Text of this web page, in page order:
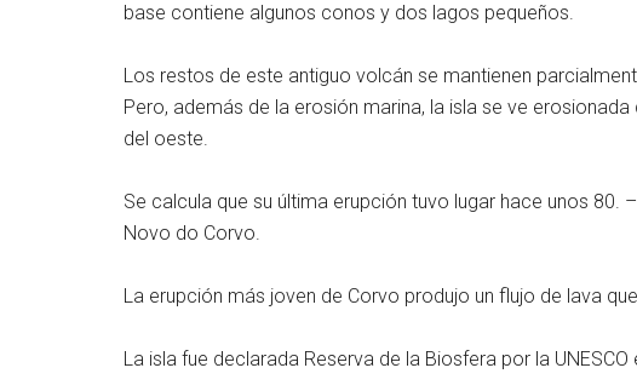
base contiene algunos conos y dos lagos pequeños.
Los restos de este antiguo volcán se mantienen
Pero, además de la erosión marina, la isla se ve
del oeste.
Se calcula que su última erupción tuvo lugar hace unos 80.
Novo do Corvo.
La erupción más joven de Corvo produjo un flujo de lava
La isla fue declarada Reserva de la Biosfera por la UNESCO